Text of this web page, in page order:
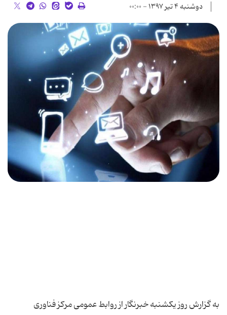
دوشنبه ۴ تیر ۱۳۹۷ - ۰۰:۰۰
به گزارش روز یکشنبه خبرنگار از روابط عمومی مرکز فناوری